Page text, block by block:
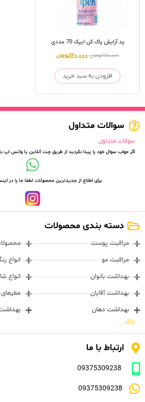
پد آرایش پاک کن ایپک 70 عددی
۱۵۰,۰۰۰تومان ۱۲۰,۰۰۰تومان
افزودن به سبد خرید
سوالات متداول
سوالات متداول
اگر جواب سوال خود را پیدا نکردید از طریق چت آنلاین یا واتس اپ
برای اطلاع از جدیدترین محصولات لطفا ما را در
دسته بندی محصولات
مراقبت پوست
مراقبت مو
بهداشت بانوان
بهداشت آقایان
بهداشت دهان
انواع
انواع
عطرهای
بلاگ
ارتباط با ما
09375309238
09375309238